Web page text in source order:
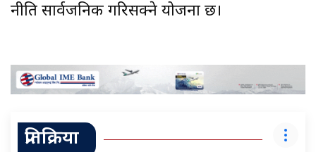
नीति सार्वजनिक गरिसक्ने योजना छ।
प्रतिक्रिया